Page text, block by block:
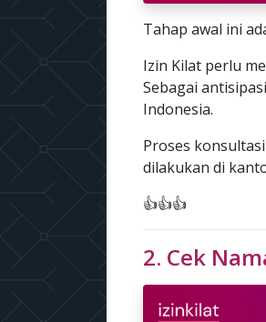
Tahap awal ini
Izin Kilat perlu
Sebagai
Indonesia.
Proses konsultasi
dilakukan di
👍👍👍
2. Cek